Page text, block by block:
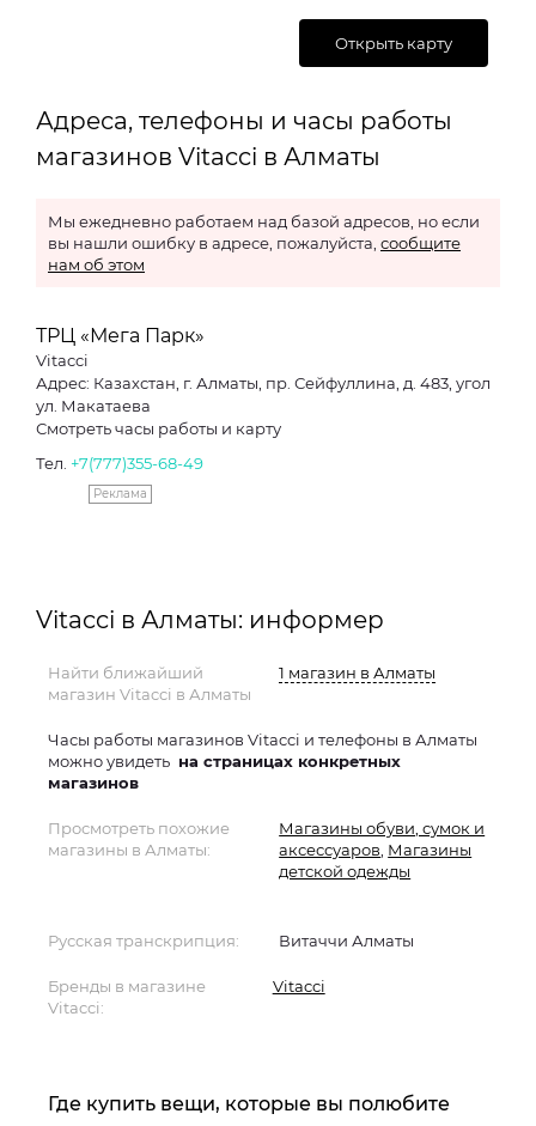
Открыть карту
Адреса, телефоны и часы работы
магазинов Vitacci в Алматы
Мы ежедневно работаем над базой адресов, но если
вы нашли ошибку в адресе, пожалуйста, сообщите
нам об этом
ТРЦ «Мега Парк»
Vitacci
Адрес: Казахстан, г. Алматы, пр. Сейфуллина, д. 483, угол
ул. Макатаева
Смотреть часы работы и карту
Тел. +7(777)355-68-49
Реклама
Vitacci в Алматы: информер
Найти ближайший
магазин Vitacci в Алматы
1 магазин в Алматы
Часы работы магазинов Vitacci и телефоны в Алматы
можно увидеть на страницах конкретных
магазинов
Просмотреть похожие
магазины в Алматы:
Магазины обуви, сумок и
аксессуаров Магазины
детской одежды
Русская транскрипция: Витаччи Алматы
Бренды в магазине
Vitacci:
Vitacci
Где купить вещи, которые вы полюбите